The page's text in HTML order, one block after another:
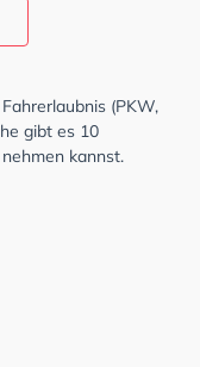
(PKW,
gibt es 10
kannst.